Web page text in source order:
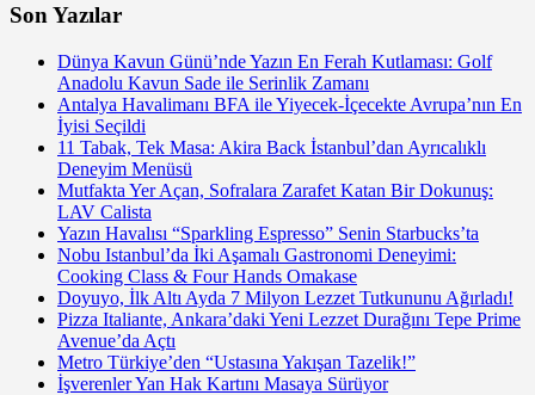
Son Yazılar
Dünya Kavun Günü’nde Yazın En Ferah Kutlaması: Golf
Anadolu Kavun Sade ile Serinlik Zamanı
Antalya Havalimanı BFA ile Yiyecek-İçecekte Avrupa’nın En
İyisi Seçildi
11 Tabak, Tek Masa: Akira Back İstanbul’dan Ayrıcalıklı
Deneyim Menüsü
Mutfakta Yer Açan, Sofralara Zarafet Katan Bir Dokunuş:
LAV Calista
Yazın Havalısı “Sparkling Espresso” Senin Starbucks’ta
Nobu Istanbul’da İki Aşamalı Gastronomi Deneyimi:
Cooking Class & Four Hands Omakase
Doyuyo, İlk Altı Ayda 7 Milyon Lezzet Tutkununu Ağırladı!
Pizza Italiante, Ankara’daki Yeni Lezzet Durağını Tepe Prime
Avenue’da Açtı
Metro Türkiye’den “Ustasına Yakışan Tazelik!”
İşverenler Yan Hak Kartını Masaya Sürüyor